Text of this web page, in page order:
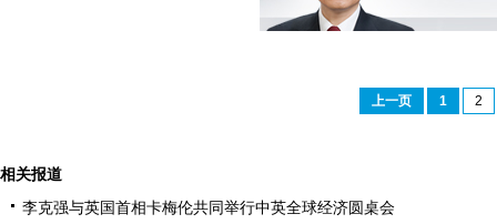
上一页 1 2
相关报道
李克强与英国首相卡梅伦共同举行中英全球经济圆桌会